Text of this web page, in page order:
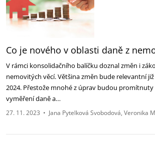
Co je nového v oblasti daně z
V rámci konsolidačního balíčku doznal změn i
nemovitých věcí. Většina změn bude relevantní
2024. Přestože mnohé z úprav budou
vyměření daně a…
27. 11. 2023 • Jana Pytelková Svobodová Veronika